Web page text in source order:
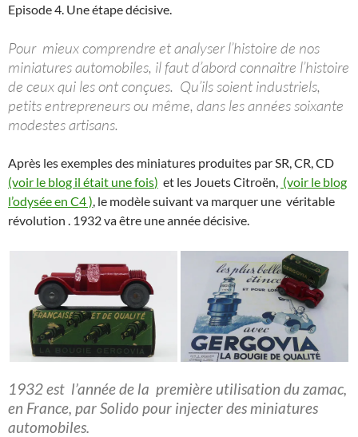
Episode 4. Une étape décisive.
Pour mieux comprendre et analyser l’histoire de nos
miniatures automobiles, il faut d’abord connaitre l’histoire
de ceux qui les ont conçues. Qu’ils soient industriels,
petits entrepreneurs ou même, dans les années soixante
modestes artisans.
Après les exemples des miniatures produites par SR, CR, CD
(voir le blog il était une fois) et les Jouets Citroën, (voir le blog
l’odysée en C4 ), le modèle suivant va marquer une véritable
révolution . 1932 va être une année décisive.
1932 est l’année de la première utilisation du zamac,
en France, par Solido pour injecter des miniatures
automobiles.